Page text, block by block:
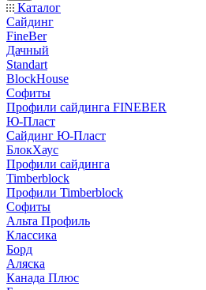
Каталог
Сайдинг
FineBer
Дачный
Standart
BlockHouse
Софиты
Профили сайдинга FINEBER
Ю-Пласт
Сайдинг Ю-Пласт
БлокХаус
Профили сайдинга
Timberblock
Профили Timberblock
Софиты
Альта Профиль
Классика
Борд
Аляска
Канада Плюс